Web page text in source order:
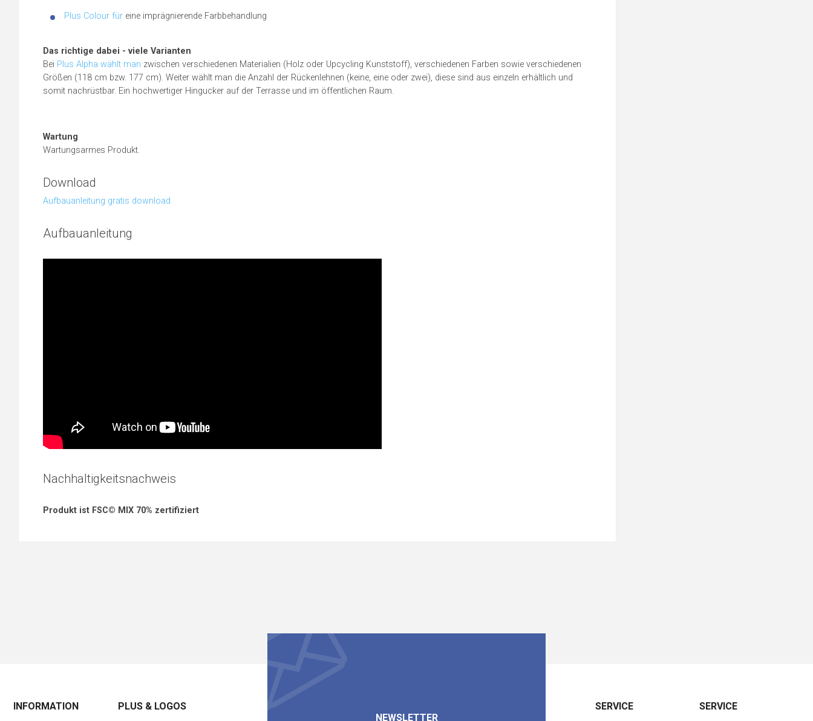
Plus Colour für eine imprägnierende Farbbehandlung
Das richtige dabei - viele Varianten
Bei Plus Alpha wählt man zwischen verschiedenen Materialien (Holz oder Upcycling Kunststoff), verschiedenen Farben sowie verschiedenen
Größen (118 cm bzw. 177 cm). Weiter wählt man die Anzahl der Rückenlehnen (keine, eine oder zwei), diese sind aus einzeln erhältlich und
somit nachrüstbar. Ein hochwertiger Hingucker auf der Terrasse und im öffentlichen Raum.
Wartung
Wartungsarmes Produkt.
Download
Aufbauanleitung gratis download
Aufbauanleitung
Nachhaltigkeitsnachweis
Produkt ist FSC© MIX 70% zertifiziert
NEWSLETTER
INFORMATION PLUS & LOGOS SERVICE SERVICE